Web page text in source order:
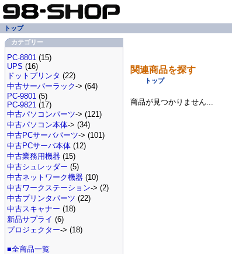
関連商品を探す
トップ
商品が見つかりません...
トップ
カテゴリー
PC-8801 (15)
UPS (16)
ドットプリンタ (22)
中古サーバーラック-> (64)
PC-9801 (5)
PC-9821 (17)
中古パソコンパーツ-> (121)
中古パソコン本体-> (34)
中古PCサーバパーツ-> (101)
中古PCサーバ本体 (12)
中古業務用機器 (15)
中古シュレッダー (5)
中古ネットワーク機器 (10)
中古ワークステーション-> (2)
中古プリンタパーツ (22)
中古スキャナー (18)
新品サプライ (6)
プロジェクター-> (18)
■全商品一覧